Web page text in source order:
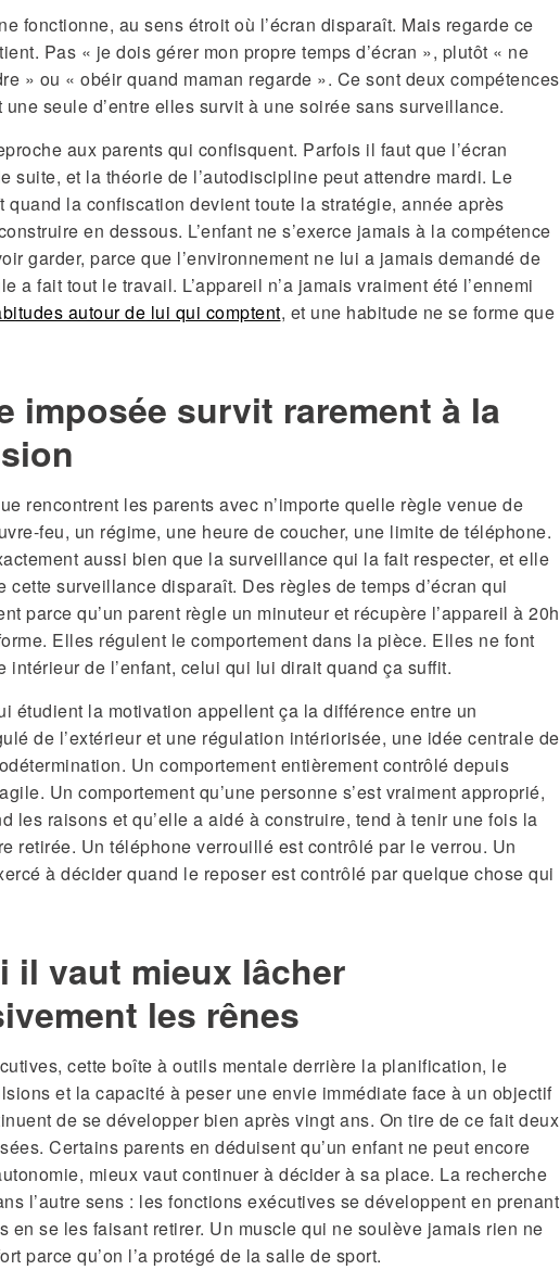
fonctionne, au sens étroit où l’écran disparaît. Mais regarde ce
Pas « je dois gérer mon propre temps d’écran », plutôt « ne
» ou « obéir quand maman regarde ». Ce sont deux compétences
seule d’entre elles survit à une soirée sans surveillance.
aux parents qui confisquent. Parfois il faut que l’écran
suite, et la théorie de l’autodiscipline peut attendre mardi. Le
quand la confiscation devient toute la stratégie, année après
en dessous. L’enfant ne s’exerce jamais à la compétence
garder, parce que l’environnement ne lui a jamais demandé de
a fait tout le travail. L’appareil n’a jamais vraiment été l’ennemi
autour de lui qui comptent, et une habitude ne se forme que
imposée survit rarement à la
rencontrent les parents avec n’importe quelle règle venue de
feu, un régime, une heure de coucher, une limite de téléphone.
aussi bien que la surveillance qui la fait respecter, et elle
cette surveillance disparaît. Des règles de temps d’écran qui
parce qu’un parent règle un minuteur et récupère l’appareil à 20h
Elles régulent le comportement dans la pièce. Elles ne font
intérieur de l’enfant, celui qui lui dirait quand ça suffit.
étudient la motivation appellent ça la différence entre un
de l’extérieur et une régulation intériorisée, une idée centrale de
Un comportement entièrement contrôlé depuis
Un comportement qu’une personne s’est vraiment approprié,
les raisons et qu’elle a aidé à construire, tend à tenir une fois la
retirée. Un téléphone verrouillé est contrôlé par le verrou. Un
à décider quand le reposer est contrôlé par quelque chose qui
il vaut mieux lâcher
les rênes
cette boîte à outils mentale derrière la planification, le
et la capacité à peser une envie immédiate face à un objectif
de se développer bien après vingt ans. On tire de ce fait deux
Certains parents en déduisent qu’un enfant ne peut encore
mieux vaut continuer à décider à sa place. La recherche
l’autre sens : les fonctions exécutives se développent en prenant
en se les faisant retirer. Un muscle qui ne soulève jamais rien ne
parce qu’on l’a protégé de la salle de sport.